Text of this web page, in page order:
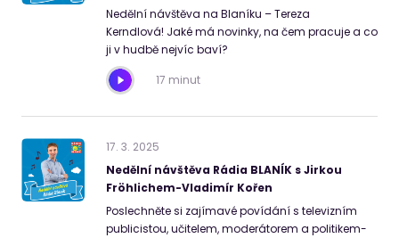
Nedělní návštěva na Blaníku – Tereza
Kerndlová! Jaké má novinky, na čem pracuje a co
ji v hudbě nejvíc baví?
17 minut
17. 3. 2025
Nedělní návštěva Rádia BLANÍK s Jirkou
Fröhlichem-Vladimír Kořen
Poslechněte si zajímavé povídání s televizním
publicistou, učitelem, moderátorem a politikem-